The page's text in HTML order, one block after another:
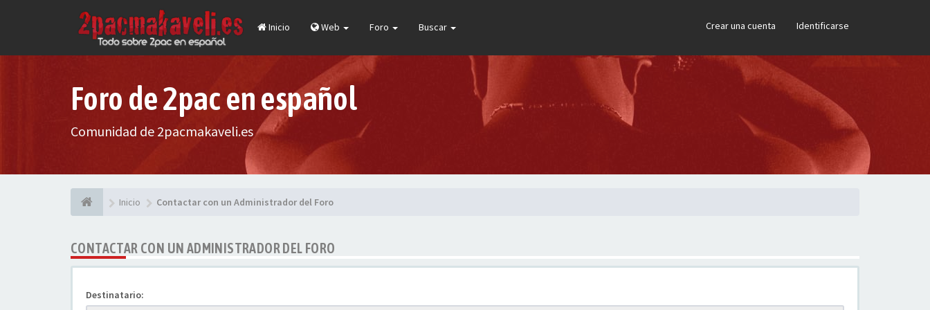
Inicio Web Foro Buscar Crear una cuenta Identificarse
Foro de 2pac en español
Comunidad de 2pacmakaveli.es
Inicio Contactar con un Administrador del Foro
CONTACTAR CON UN ADMINISTRADOR DEL FORO
Destinatario: